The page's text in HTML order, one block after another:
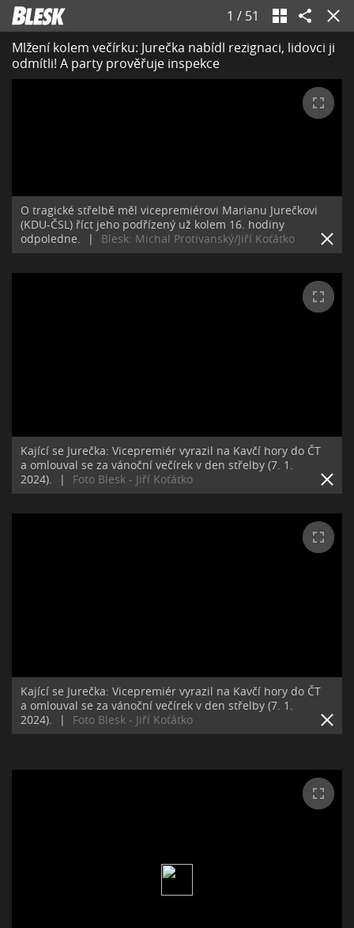
1 / 51
Mlžení kolem večírku: Jurečka nabídl rezignaci, lidovci ji
odmítli! A party prověřuje inspekce
O tragické střelbě měl vicepremiérovi Marianu Jurečkovi
(KDU-ČSL) říct jeho podřízený už kolem 16. hodiny
odpoledne.
| Blesk: Michal Protivanský/Jiří Koťátko
Kající se Jurečka: Vicepremiér vyrazil na Kavčí hory do ČT
a omlouval se za vánoční večírek v den střelby (7. 1.
2024).
| Foto Blesk - Jiří Koťátko
Kající se Jurečka: Vicepremiér vyrazil na Kavčí hory do ČT
a omlouval se za vánoční večírek v den střelby (7. 1.
2024).
| Foto Blesk - Jiří Koťátko